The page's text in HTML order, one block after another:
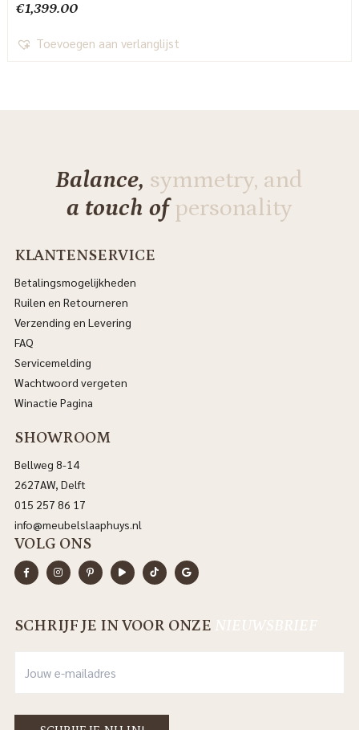
€1,399.00
Toevoegen aan verlanglijst
Balance, symmetry, and
a touch ofpersonality
KLANTENSERVICE
Betalingsmogelijkheden
Ruilen en Retourneren
Verzending en Levering
FAQ
Servicemelding
Wachtwoord vergeten
Winactie Pagina
SHOWROOM
Bellweg 8-14
2627AW, Delft
015 257 86 17
info@meubelslaaphuys.nl
VOLG ONS
SCHRIJF JE IN VOOR ONZE NIEUWSBRIEF